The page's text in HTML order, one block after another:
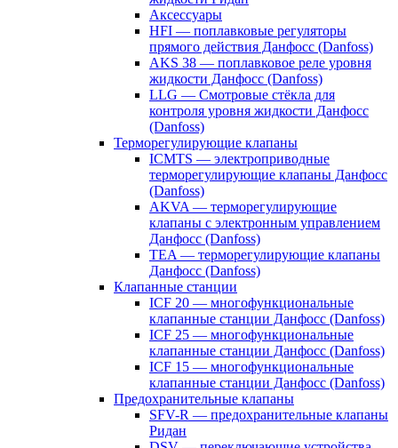
Аксессуары
HFI — поплавковые регуляторы
прямого действия Данфосс (Danfoss)
AKS 38 — поплавковое реле уровня
жидкости Данфосс (Danfoss)
LLG — Смотровые стёкла для
контроля уровня жидкости Данфосс
(Danfoss)
Терморегулирующие клапаны
ICMTS — электроприводные
терморегулирующие клапаны Данфосс
(Danfoss)
AKVA — терморегулирующие
клапаны с электронным управлением
Данфосс (Danfoss)
TEA — терморегулирующие клапаны
Данфосс (Danfoss)
Клапанные станции
ICF 20 — многофункциональные
клапанные станции Данфосс (Danfoss)
ICF 25 — многофункциональные
клапанные станции Данфосс (Danfoss)
ICF 15 — многофункциональные
клапанные станции Данфосс (Danfoss)
Предохранительные клапаны
SFV-R — предохранительные клапаны
Ридан